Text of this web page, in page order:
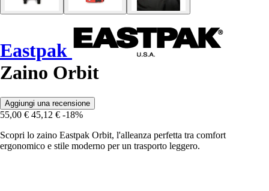
Eastpak
Zaino Orbit
Aggiungi una recensione
55,00 € 45,12 € -18%
Scopri lo zaino Eastpak Orbit, l'alleanza perfetta tra comfort
ergonomico e stile moderno per un trasporto leggero.